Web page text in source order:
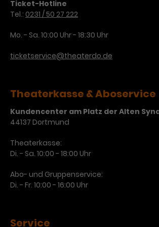
verschiedene Websites
Ticket-Hotline
Tel.: 0231 / 50 27 222
Mo. - Sa. 10:00 Uhr - 18:30 Uhr
ticketservice@theaterdo.de
Theaterkasse & Aboservice
Kundencenter am Platz der Alten
44137 Dortmund
Theaterkasse:
Di. - Sa. 10:00 - 18:00 Uhr
Abo- und Gruppenservice:
Di. - Fr. 10:00 - 16:00 Uhr
Service